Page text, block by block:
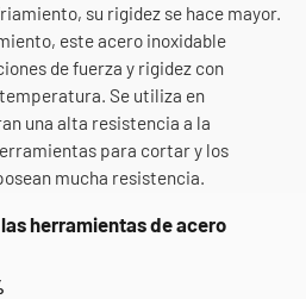
su rigidez se hace mayor.
este acero inoxidable
de fuerza y rigidez con
Se utiliza en
una alta resistencia a la
para cortar y los
mucha resistencia.
herramientas de acero